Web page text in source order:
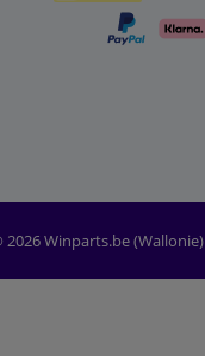
2026 Winparts.be (Wallonie)